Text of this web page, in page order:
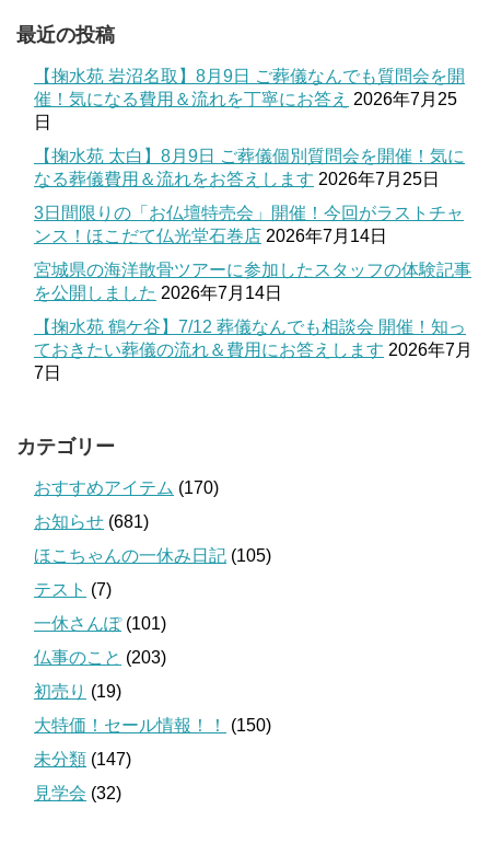
最近の投稿
【掬水苑 岩沼名取】8月9日 ご葬儀なんでも質問会を開
催！気になる費用＆流れを丁寧にお答え 2026年7月25
日
【掬水苑 太白】8月9日 ご葬儀個別質問会を開催！気に
なる葬儀費用＆流れをお答えします 2026年7月25日
3日間限りの「お仏壇特売会」開催！今回がラストチャ
ンス！ほこだて仏光堂石巻店 2026年7月14日
宮城県の海洋散骨ツアーに参加したスタッフの体験記事
を公開しました 2026年7月14日
【掬水苑 鶴ケ谷】7/12 葬儀なんでも相談会 開催！知っ
ておきたい葬儀の流れ＆費用にお答えします 2026年7月
7日
カテゴリー
おすすめアイテム (170)
お知らせ (681)
ほこちゃんの一休み日記 (105)
テスト (7)
一休さんぽ(101)
仏事のこと (203)
初売り (19)
大特価！セール情報！！
(150)
未分類 (147)
見学会 (32)